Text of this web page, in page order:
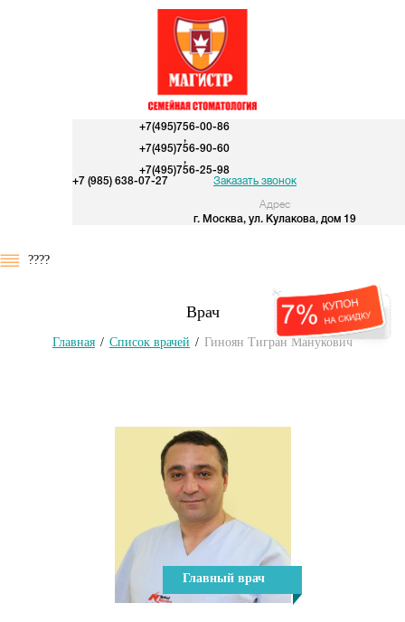
Адрес
г. Москва, ул. Кулакова, дом 19
+7(495)756-00-86
,
+7(495)756-90-60
,
+7(495)756-25-98
Заказать звонок
+7 (985) 638-07-27
????
Врач
Главная / Список врачей / Гиноян Тигран Манукович
Главный врач